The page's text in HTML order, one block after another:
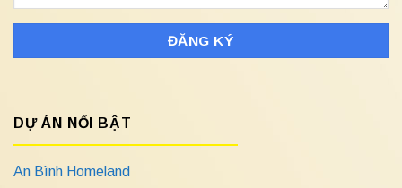
DỰ ÁN NỔI BẬT
An Bình Homeland